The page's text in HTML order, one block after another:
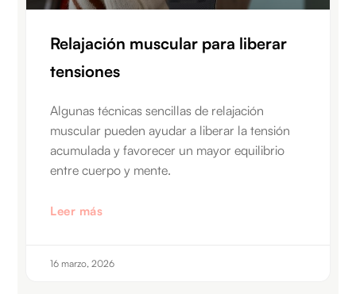
Relajación muscular para liberar
tensiones
Algunas técnicas sencillas de relajación
muscular pueden ayudar a liberar la tensión
acumulada y favorecer un mayor equilibrio
entre cuerpo y mente.
Leer más
16 marzo, 2026